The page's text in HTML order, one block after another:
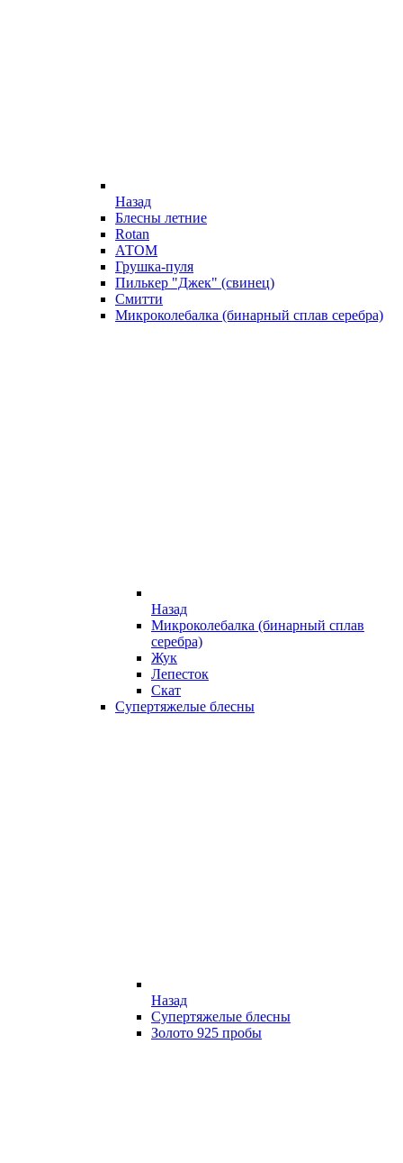
Назад
Блесны летние
Rotan
АТОМ
Грушка-пуля
Пилькер "Джек" (свинец)
Смитти
Микроколебалка (бинарный сплав серебра)
Назад
Микроколебалка (бинарный сплав
серебра)
Жук
Лепесток
Скат
Супертяжелые блесны
Назад
Супертяжелые блесны
Золото 925 пробы